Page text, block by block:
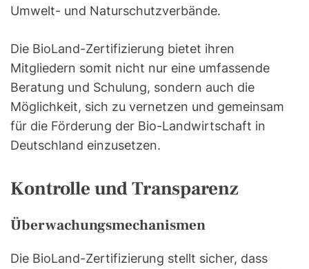
Umwelt- und Naturschutzverbände.
Die BioLand-Zertifizierung bietet ihren
Mitgliedern somit nicht nur eine umfassende
Beratung und Schulung, sondern auch die
Möglichkeit, sich zu vernetzen und gemeinsam
für die Förderung der Bio-Landwirtschaft in
Deutschland einzusetzen.
Kontrolle und Transparenz
Überwachungsmechanismen
Die BioLand-Zertifizierung stellt sicher, dass